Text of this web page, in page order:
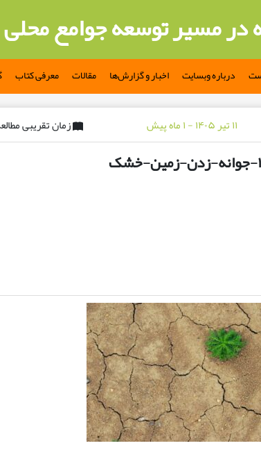
در مسیر توسعه جوامع محلی
درباره وبسایت اخبار و گزارش‌ها مقالات معرفی کتاب
۱۱ تیر ۱۴۰۵ - ۱ ماه پیش زمان تقریبی مطالعه: ۰